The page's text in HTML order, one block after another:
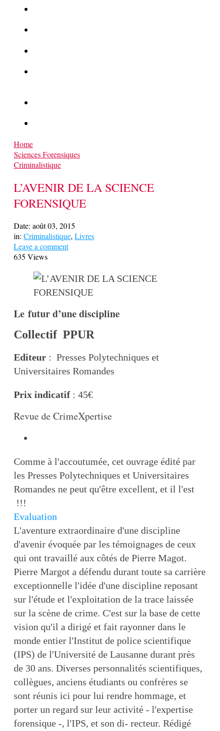
Home
Sciences Forensiques
Criminalistique
L’AVENIR DE LA SCIENCE
FORENSIQUE
Date: août 03, 2015
in: Criminalistique, Livres
Leave a comment
635 Views
Le futur d’une discipline
Collectif PPUR
Editeur : Presses Polytechniques et
Universitaires Romandes
Prix indicatif : 45€
Revue de CrimeXpertise
Comme à l'accoutumée, cet ouvrage édité par
les Presses Polytechniques et Universitaires
Romandes ne peut qu'être excellent, et il l'est
!!!
Evaluation
L'aventure extraordinaire d'une discipline
d'avenir évoquée par les témoignages de ceux
qui ont travaillé aux côtés de Pierre Magot.
Pierre Margot a défendu durant toute sa carrière
exceptionnelle l'idée d'une discipline reposant
sur l'étude et l'exploitation de la trace laissée
sur la scène de crime. C'est sur la base de cette
vision qu'il a dirigé et fait rayonner dans le
monde entier l'Institut de police scientifique
(IPS) de l'Université de Lausanne durant près
de 30 ans. Diverses personnalités scientifiques,
collègues, anciens étudiants ou confrères se
sont réunis ici pour lui rendre hommage, et
porter un regard sur leur activité - l'expertise
forensique -, l'IPS, et son di- recteur. Rédigé